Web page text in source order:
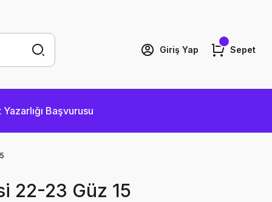
Giriş Yap Sepet
Yazarlığı Başvurusu
22-23 Güz 15